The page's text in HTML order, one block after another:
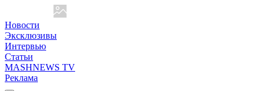
Новости
Эксклюзивы
Интервью
Статьи
MASHNEWS TV
Реклама